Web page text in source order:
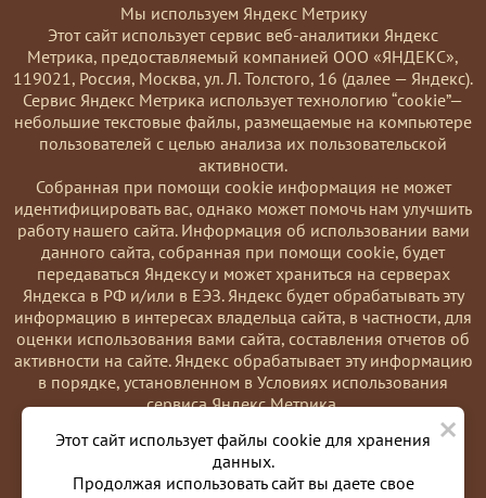
×
Этот сайт использует файлы cookie для хранения
данных.
Продолжая использовать сайт вы даете свое
Мы используем Яндекс Метрику
Этот сайт использует сервис веб-аналитики Яндекс
Метрика, предоставляемый компанией ООО «ЯНДЕКС»,
119021, Россия, Москва, ул. Л. Толстого, 16 (далее — Яндекс).
Сервис Яндекс Метрика использует технологию “cookie”—
небольшие текстовые файлы, размещаемые на компьютере
пользователей с целью анализа их пользовательской
активности.
Coбранная при помощи cookie информация не может
идентифицировать вас, однако может помочь нам улучшить
работу нашего сайта. Информация об использовании вами
данного сайта, собранная при помощи cookie, будет
передаваться Яндексу и может храниться на серверах
Яндекса в РФ и/или в ЕЭЗ. Яндекс будет обрабатывать эту
информацию в интересах владельца сайта, в частности, для
оценки использования вами сайта, составления отчетов об
активности на сайте. Яндекс обрабатывает эту информацию
в порядке, установленном в Условиях использования
сервиса Яндекс Метрика.
Вы можете отказаться от использования cookies, выбрав
соответствующие настройки в браузере. Также вы можете
использовать инструмент —
https://yandex.ru/support/metrika/general/opt-out.html